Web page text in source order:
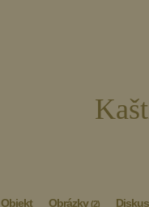
Objekt Obrázky(2)